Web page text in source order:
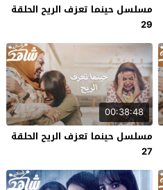
مسلسل حينما تعزف الريح الحلقة
29
00:38:48
مسلسل حينما تعزف الريح الحلقة
27